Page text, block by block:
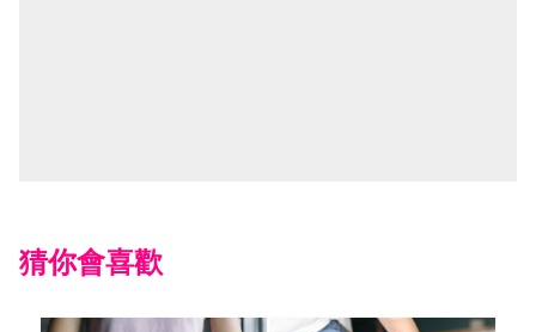
猜你會喜歡